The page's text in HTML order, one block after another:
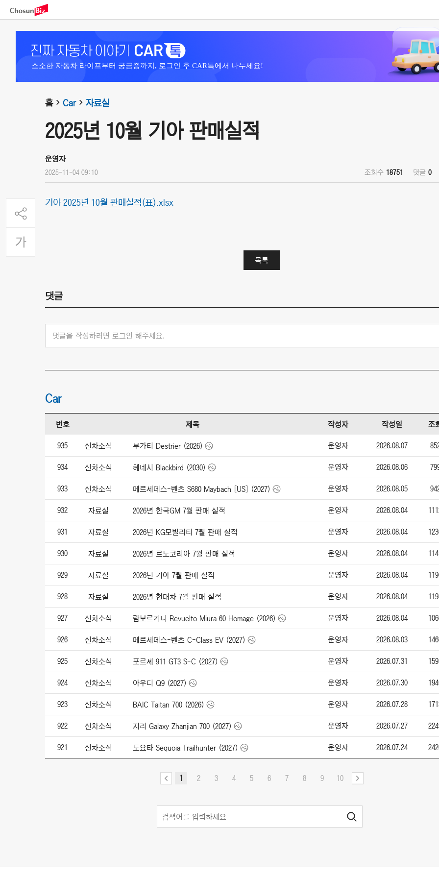
소소한 자동차 라이프부터 궁금증까지, 로그인 후 CAR톡에서 나누세요!
홈 Car 자료실
2025년 10월 기아 판매실적
운영자
2025-11-04 09:10 조회수 18751 댓글 0
기아 2025년 10월 판매실적(표).xlsx
목록
댓글
댓글을 작성하려면 로그인 해주세요.
Car
번호 제목 작성자 작성일 조
935 신차소식 부가티 Destrier (2026) 운영자 2026.08.07
934 신차소식 헤네시 Blackbird (2030) 운영자 2026.08.06
933 신차소식 메르세데스-벤츠 S680 Maybach [US] (2027) 운영자 2026.08.05
932 자료실 2026년 한국GM 7월 판매 실적 운영자 2026.08.04
931 자료실 2026년 KG모빌리티 7월 판매 실적 운영자 2026.08.04
930 자료실 2026년 르노코리아 7월 판매 실적 운영자 2026.08.04
929 자료실 2026년 기아 7월 판매 실적 운영자 2026.08.04
928 자료실 2026년 현대차 7월 판매 실적 운영자 2026.08.04
927 신차소식 람보르기니 Revuelto Miura 60 Homage (2026) 운영자 2026.08.04
926 신차소식 메르세데스-벤츠 C-Class EV (2027) 운영자 2026.08.03
925 신차소식 포르셰 911 GT3 S-C (2027) 운영자 2026.07.31
924 신차소식 아우디 Q9 (2027) 운영자 2026.07.30
923 신차소식 BAIC Taitan 700 (2026) 운영자 2026.07.28
922 신차소식 지리 Galaxy Zhanjian 700 (2027) 운영자 2026.07.27
921 신차소식 도요타 Sequoia Trailhunter (2027) 운영자 2026.07.24
1 2 3 4 5 6 7 8 9 10